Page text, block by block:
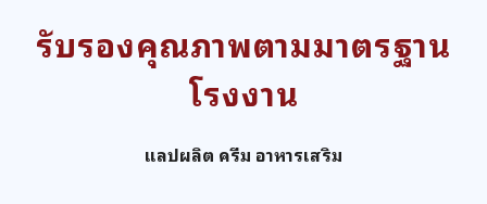
รับรองคุณภาพตามมาตรฐาน
โรงงาน
แลปผลิต ครีม อาหารเสริม